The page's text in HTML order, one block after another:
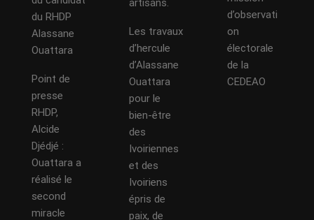
du RHDP
Alassane
Ouattara
Point de
presse
RHDP,
Alcide
Djédjé :
Ouattara a
réalisé le
second
miracle
artisans.
Les travaux
d’hercule
d’Alassane
Ouattara
pour le
bien-être
des
Ivoiriennes
et des
Ivoiriens
épris de
paix, de
d’observati
on
électorale
de la
CEDEAO